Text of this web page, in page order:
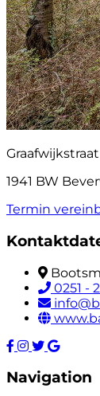
1941 BW
Termin
0251 -
Navigation